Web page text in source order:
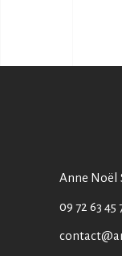
Anne Noël
09 72 63 45